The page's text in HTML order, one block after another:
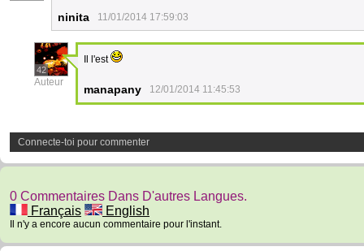
ninita 11/01/2014 17:59:03
42
Auteur
Il l'est
manapany 12/01/2014 11:45:53
Connecte-toi pour commenter
0 Commentaires Dans D'autres Langues.
Français
English
Il n'y a encore aucun commentaire pour l'instant.